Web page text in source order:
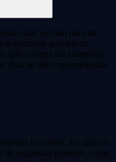
solo servían para un
te permiten guardar un
aplicaciones tan completas
más de 400 criptomonedas
tu cartera. Lo ideal es
de seguridad potentes, como